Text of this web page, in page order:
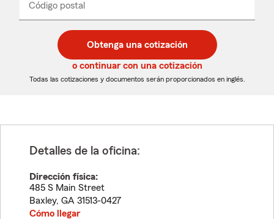
desplegable
Código postal
de
5
dígitos
de
5
dígitos
_____
Obtenga una cotización
o continuar con una cotización
Todas las cotizaciones y documentos serán proporcionados en inglés.
Detalles de la oficina:
Dirección física:
485 S Main Street
Baxley, GA 31513-0427
Cómo llegar